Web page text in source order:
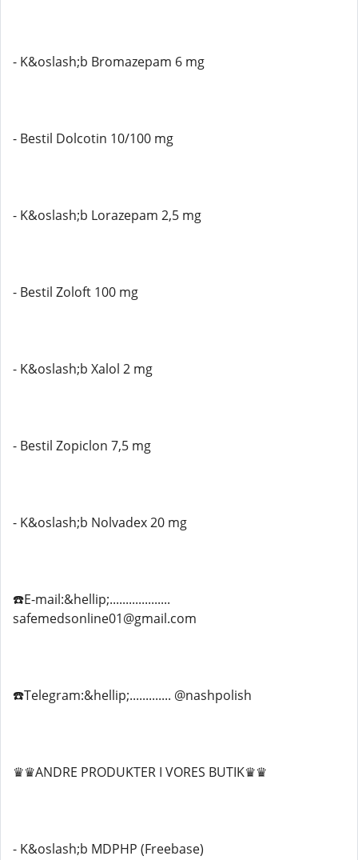
- K&oslash;b Bromazepam 6 mg
- Bestil Dolcotin 10/100 mg
- K&oslash;b Lorazepam 2,5 mg
- Bestil Zoloft 100 mg
- K&oslash;b Xalol 2 mg
- Bestil Zopiclon 7,5 mg
- K&oslash;b Nolvadex 20 mg
☎️E-mail:&hellip;...................
safemedsonline01@gmail.com
☎️Telegram:&hellip;............. @nashpolish
♛♛ANDRE PRODUKTER I VORES BUTIK♛♛
- K&oslash;b MDPHP (Freebase)